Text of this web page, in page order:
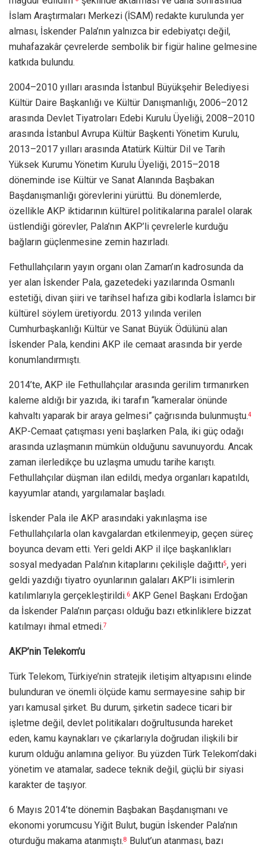
İslam Araştırmaları Merkezi (İSAM) redakte kurulunda yer
alması, İskender Pala’nın yalnızca bir edebiyatçı değil,
muhafazakâr çevrelerde sembolik bir figür haline gelmesine
katkıda bulundu.
2004–2010 yılları arasında İstanbul Büyükşehir Belediyesi
Kültür Daire Başkanlığı ve Kültür Danışmanlığı, 2006–2012
arasında Devlet Tiyatroları Edebi Kurulu Üyeliği, 2008–2010
arasında İstanbul Avrupa Kültür Başkenti Yönetim Kurulu,
2013–2017 yılları arasında Atatürk Kültür Dil ve Tarih
Yüksek Kurumu Yönetim Kurulu Üyeliği, 2015–2018
döneminde ise Kültür ve Sanat Alanında Başbakan
Başdanışmanlığı görevlerini yürüttü. Bu dönemlerde,
özellikle AKP iktidarının kültürel politikalarına paralel olarak
üstlendiği görevler, Pala’nın AKP’li çevrelerle kurduğu
bağların güçlenmesine zemin hazırladı.
Fethullahçıların yayın organı olan Zaman’ın kadrosunda da
yer alan İskender Pala, gazetedeki yazılarında Osmanlı
estetiği, divan şiiri ve tarihsel hafıza gibi kodlarla İslamcı bir
kültürel söylem üretiyordu. 2013 yılında verilen
Cumhurbaşkanlığı Kültür ve Sanat Büyük Ödülünü alan
İskender Pala, kendini AKP ile cemaat arasında bir yerde
konumlandırmıştı.
2014’te, AKP ile Fethullahçılar arasında gerilim tırmanırken
kaleme aldığı bir yazıda, iki tarafın “kameralar önünde
kahvaltı yaparak bir araya gelmesi” çağrısında bulunmuştu.4
AKP-Cemaat çatışması yeni başlarken Pala, iki güç odağı
arasında uzlaşmanın mümkün olduğunu savunuyordu. Ancak
zaman ilerledikçe bu uzlaşma umudu tarihe karıştı.
Fethullahçılar düşman ilan edildi, medya organları kapatıldı,
kayyumlar atandı, yargılamalar başladı.
İskender Pala ile AKP arasındaki yakınlaşma ise
Fethullahçılarla olan kavgalardan etkilenmeyip, geçen süreç
boyunca devam etti. Yeri geldi AKP il ilçe başkanlıkları
sosyal medyadan Pala’nın kitaplarını çekilişle dağıttı5, yeri
geldi yazdığı tiyatro oyunlarının galaları AKP’li isimlerin
katılımlarıyla gerçekleştirildi.6 AKP Genel Başkanı Erdoğan
da İskender Pala’nın parçası olduğu bazı etkinliklere bizzat
katılmayı ihmal etmedi.7
AKP’nin Telekom’u
Türk Telekom, Türkiye’nin stratejik iletişim altyapısını elinde
bulunduran ve önemli ölçüde kamu sermayesine sahip bir
yarı kamusal şirket. Bu durum, şirketin sadece ticari bir
işletme değil, devlet politikaları doğrultusunda hareket
eden, kamu kaynakları ve çıkarlarıyla doğrudan ilişkili bir
kurum olduğu anlamına geliyor. Bu yüzden Türk Telekom’daki
yönetim ve atamalar, sadece teknik değil, güçlü bir siyasi
karakter de taşıyor.
6 Mayıs 2014’te dönemin Başbakan Başdanışmanı ve
ekonomi yorumcusu Yiğit Bulut, bugün İskender Pala’nın
oturduğu makama atanmıştı.8 Bulut’un atanması, bazı